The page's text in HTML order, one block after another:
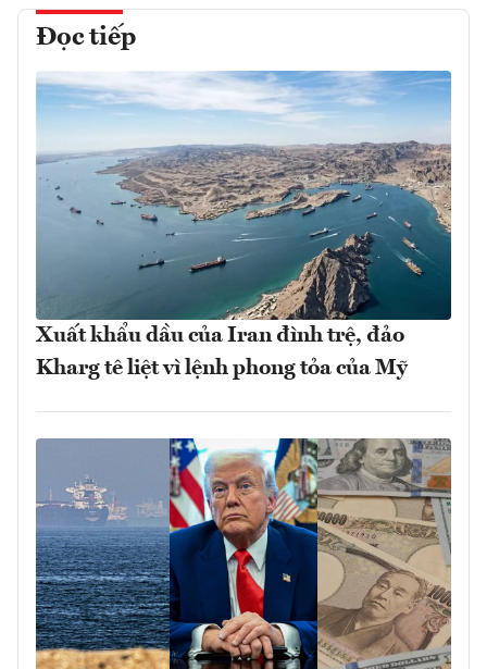
Đọc tiếp
Xuất khẩu dầu của Iran đình trệ, đảo
Kharg tê liệt vì lệnh phong tỏa của Mỹ